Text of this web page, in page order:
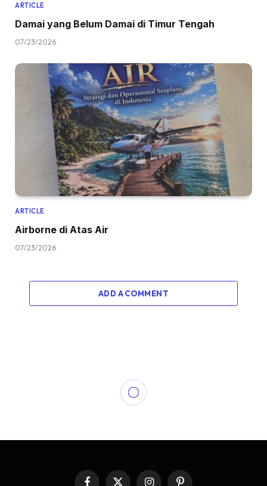
ARTICLE
Damai yang Belum Damai di Timur Tengah
07/23/2026
ARTICLE
Airborne di Atas Air
07/23/2026
ADD A COMMENT
yang Abadi